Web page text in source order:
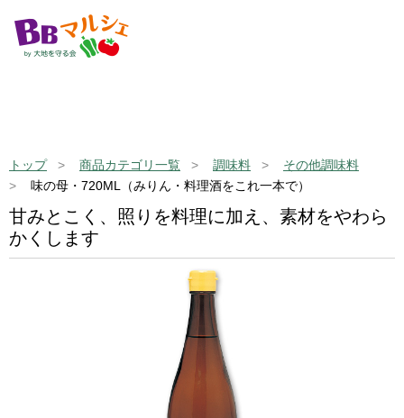
トップ 商品カテゴリ一覧 調味料
その他調味料
味の母・720ML（みりん・料理酒をこれ一本で）
甘みとこく、照りを料理に加え、素材をやわら
かくします